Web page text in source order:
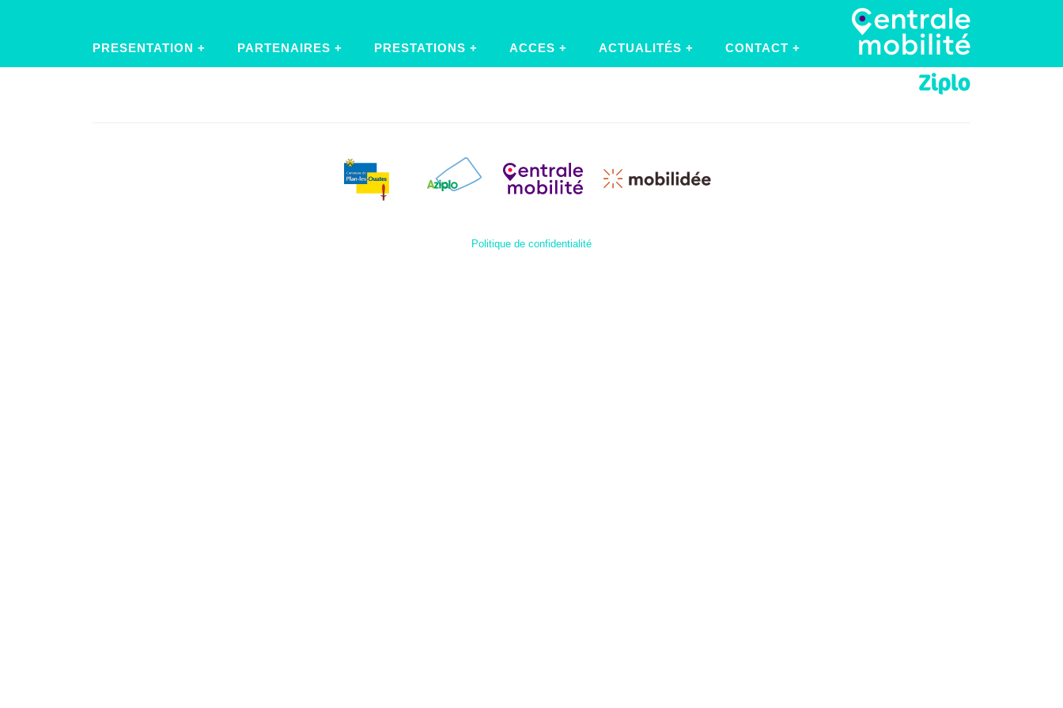
PRESENTATION PARTENAIRES PRESTATIONS ACCES ACTUALITÉS CONTACT
Politique de confidentialité